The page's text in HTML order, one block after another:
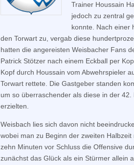
Trainer Houssain
jedoch zu zentral
konnte. Nach einer
den Torwart zu, vergab diese
hatten die angereisten Weisbacher Fans
Patrick Stötzer nach einem Eckball per
Kopf durch Houssain vom Abwehrspieler
Torwart rettete. Die Gastgeber standen
um so überraschender als diese in der
erzielten.
Weisbach lies sich davon nicht
wobei man zu Beginn der zweiten
zehn Minuten vor Schluss die Offensive
zunächst das Glück als ein Stürmer allein